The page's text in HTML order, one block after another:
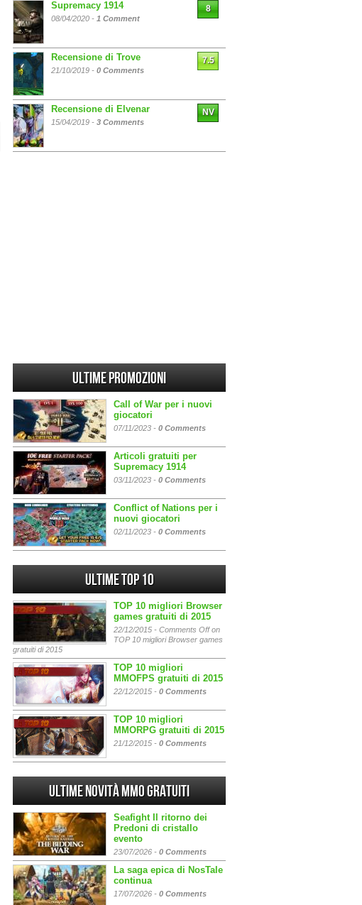
Supremacy 1914
08/04/2020 - 1 Comment
8
Recensione di Trove
21/10/2019 - 0 Comments
7.5
Recensione di Elvenar
15/04/2019 - 3 Comments
NV
Ultime promozioni
Call of War per i nuovi
giocatori
07/11/2023 - 0 Comments
Articoli gratuiti per
Supremacy 1914
03/11/2023 - 0 Comments
Conflict of Nations per i
nuovi giocatori
02/11/2023 - 0 Comments
Ultime Top 10
TOP 10 migliori Browser
games gratuiti di 2015
22/12/2015 - Comments Offon
TOP 10 migliori Browser games
gratuiti di 2015
TOP 10 migliori
MMOFPS gratuiti di 2015
22/12/2015 - 0 Comments
TOP 10 migliori
MMORPG gratuiti di 2015
21/12/2015 - 0 Comments
Ultime Novità MMO gratuiti
Seafight Il ritorno dei
Predoni di cristallo
evento
23/07/2026 - 0 Comments
La saga epica di NosTale
continua
17/07/2026 - 0 Comments